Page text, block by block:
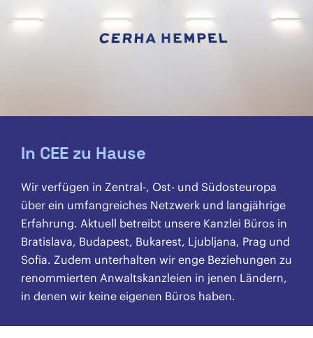
In CEE zu Hause
Wir verfügen in Zentral-, Ost- und Südosteuropa
über ein umfangreiches Netzwerk und langjährige
Erfahrung. Aktuell betreibt unsere Kanzlei Büros in
Bratislava, Budapest, Bukarest, Ljubljana, Prag und
Sofia. Zudem unterhalten wir enge Beziehungen zu
renommierten Anwaltskanzleien in jenen Ländern,
in denen wir keine eigenen Büros haben.